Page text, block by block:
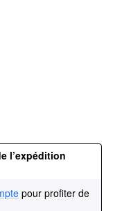
l’expédition
pour profiter de